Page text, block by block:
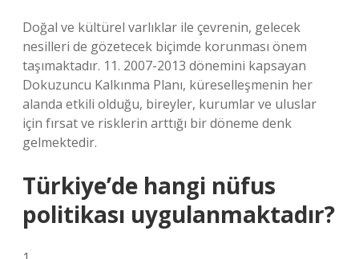
Doğal ve kültürel varlıklar ile çevrenin, gelecek
nesilleri de gözetecek biçimde korunması önem
taşımaktadır. 11. 2007-2013 dönemini kapsayan
Dokuzuncu Kalkınma Planı, küreselleşmenin her
alanda etkili olduğu, bireyler, kurumlar ve uluslar
için fırsat ve risklerin arttığı bir döneme denk
gelmektedir.
Türkiye’de hangi nüfus
politikası uygulanmaktadır?